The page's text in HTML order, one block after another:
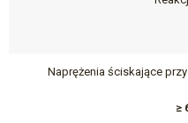
Naprężenia ściskające
≥